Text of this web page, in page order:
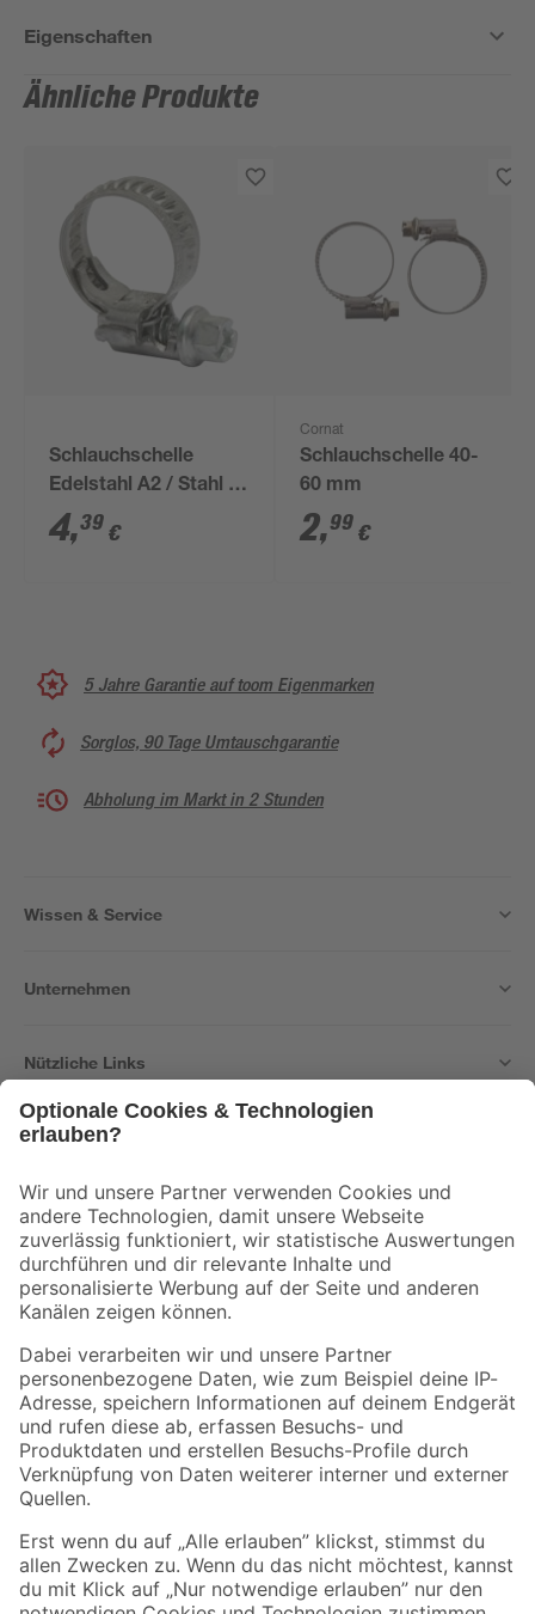
Eigenschaften
Ähnliche Produkte
Schlauchschelle
Edelstahl A2 / Stahl Ø
10-16 x 7,5 mm, 2
Stück
4,39 €
Cornat
Schlauchschelle 40-
60 mm
2,99 €
5 Jahre Garantie auf toom Eigenmarken
Sorglos, 90 Tage Umtauschgarantie
Abholung im Markt in 2 Stunden
Wissen & Service
Unternehmen
Nützliche Links
Der toom Newsletter: Keine Angebote und Aktionen mehr verpassen!
Zur Newsletter Anmeldung
Folge uns
Zahlungsarten Versandarten
Sicher einkaufen
Jetzt die toom-App herunterladen